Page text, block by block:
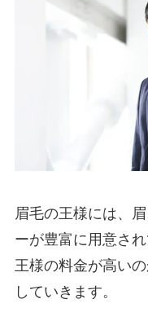
眉毛の王様には、
ーが豊富に用意さ
王様の料金が高い
していきます。